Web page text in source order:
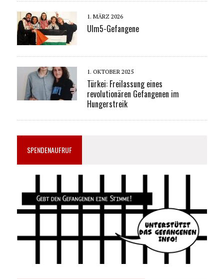
1. MÄRZ 2026
Ulm5-Gefangene
1. OKTOBER 2025
Türkei: Freilassung eines
revolutionären Gefangenen im
Hungerstreik
SPENDENAUFRUF